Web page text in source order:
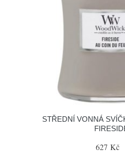
STŘEDNÍ VONNÁ
627 Kč